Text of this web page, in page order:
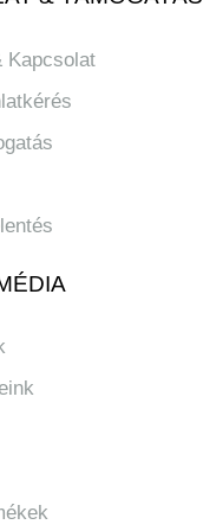
Kapcsolat